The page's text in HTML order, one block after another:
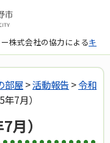
株式会社の協力によるキ
部屋>活動報告 >令和
7月）
月）